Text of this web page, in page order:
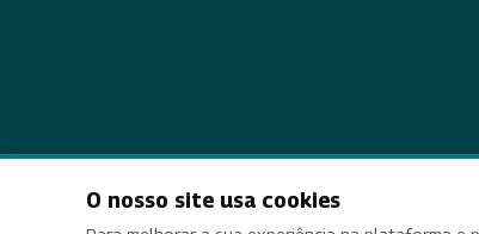
O nosso site usa cookies